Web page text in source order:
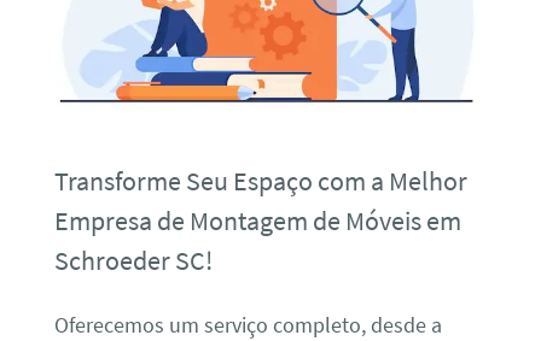
Transforme Seu Espaço com a Melhor
Empresa de Montagem de Móveis em
Schroeder SC!
Oferecemos um serviço completo, desde a